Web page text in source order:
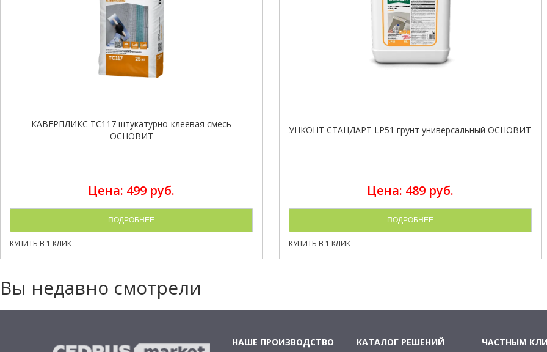
КАВЕРПЛИКС TC117 штукатурно-клеевая смесь
ОСНОВИТ
Цена: 499 руб.
ПОДРОБНЕЕ
КУПИТЬ В 1 КЛИК
УНКОНТ СТАНДАРТ LP51 грунт универсальный ОСНОВИТ
Цена: 489 руб.
ПОДРОБНЕЕ
КУПИТЬ В 1 КЛИК
Вы недавно смотрели
НАШЕ ПРОИЗВОДСТВО КАТАЛОГ РЕШЕНИЙ ЧАСТНЫМ